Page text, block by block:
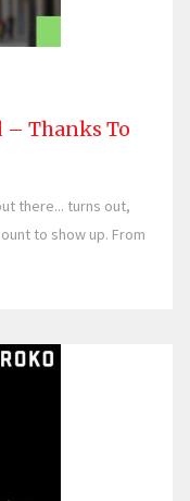
Thanks To
there... turns out,
to show up. From